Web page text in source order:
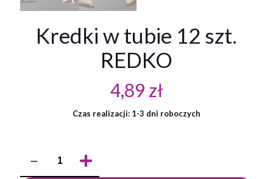
Kredki w tubie 12 szt.
REDKO
4,89 zł
Czas realizacji: 1-3 dni roboczych
Kredki